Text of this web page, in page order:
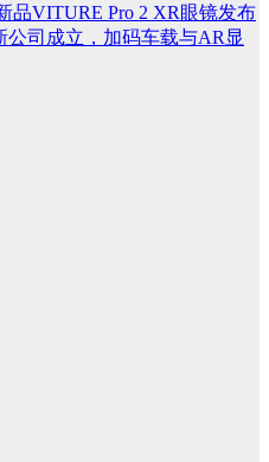
品VITURE Pro 2 XR眼镜发布
公司成立，加码车载与AR显